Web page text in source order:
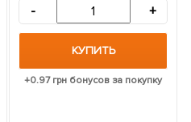
- +
КУПИТЬ
+0.97грн бонусов за покупку